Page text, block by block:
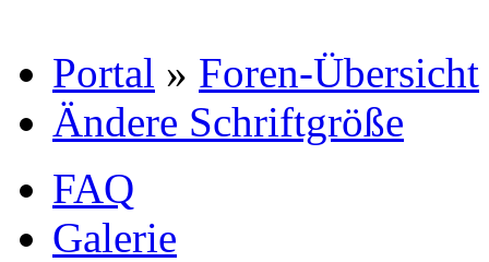
Portal » Foren-Übersicht
Ändere Schriftgröße
FAQ
Galerie